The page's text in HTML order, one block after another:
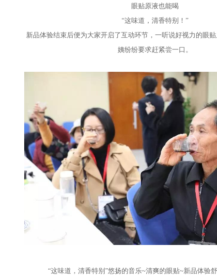
眼贴原液也能喝
“这味道，清香特别！”
新品体验结束后便为大家开启了互动环节，一听说好视力的眼
姨纷纷要求赶紧尝一口。
“这味道，清香特别”悠扬的音乐~清爽的眼贴~新品体验